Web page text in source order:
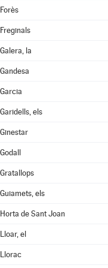
Forès
Freginals
Galera, la
Gandesa
Garcia
Garidells, els
Ginestar
Godall
Gratallops
Guiamets, els
Horta de Sant Joan
Lloar, el
Llorac